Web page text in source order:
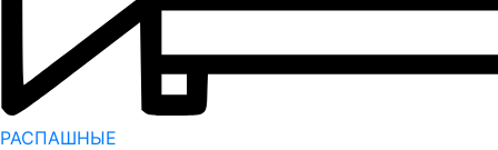
РАСПАШНЫЕ